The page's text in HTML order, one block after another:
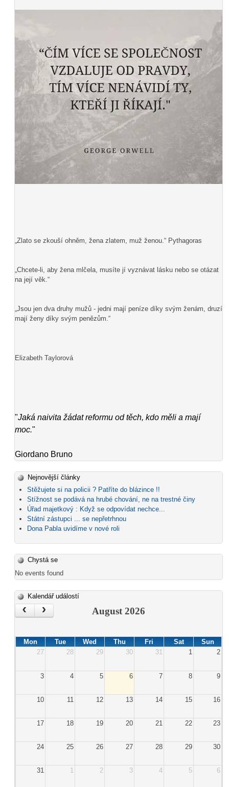
„Zlato se zkouší ohněm, žena zlatem, muž ženou.“ Pythagoras
„Chcete-li, aby žena mlčela, musíte jí vyznávat lásku nebo se otázat
na její věk.“
„Jsou jen dva druhy mužů - jedni mají peníze díky svým ženám, druzí
mají ženy díky svým penězům.“
Elizabeth Taylorová
"Jaká naivita žádat reformu od těch, kdo měli a mají
moc."
Giordano Bruno
Nejnovější články
Stěžujete si na policii ? Patříte do blázince !!
Stížnost se podává na hrubé chování, ne na trestné činy
Úřad majetkový : Když se odpovídat nechce...
Státní zástupci ... se nepřetrhnou
Dona Pabla uvidíme v nové roli
Chystá se
No events found
Kalendář událostí
‹ › August 2026
Mon Tue Wed Thu Fri Sat
Sun
27
28 29 30 31 1 2
3 4 5 6 7 8 9
10 11 12 13 14 15 16
17 18 19 20 21 22 23
24 25 26 27 28 29 30
31 1 2 3 4 5 6